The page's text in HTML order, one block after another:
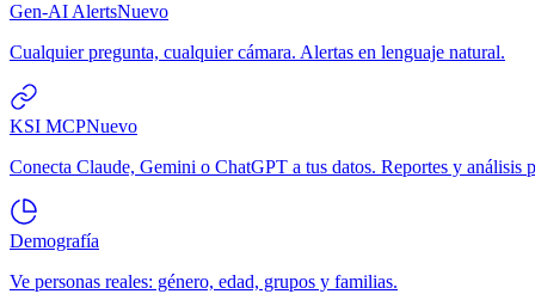
Gen-AI AlertsNuevo
Cualquier pregunta, cualquier cámara. Alertas en lenguaje natural.
KSI MCPNuevo
Conecta Claude, Gemini o ChatGPT a tus datos. Reportes y análisis
Demografía
Ve personas reales: género, edad, grupos y familias.